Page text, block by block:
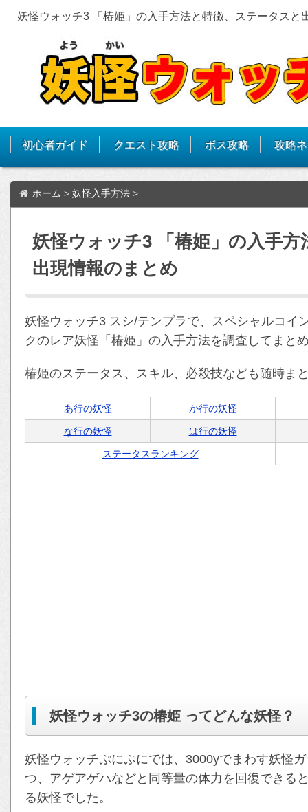
妖怪ウォッチ3 「椿姫」の入手方法と特徴、ステータスと
初心者ガイド クエスト攻略 ボス攻略 攻略
ホーム > 妖怪入手方法 >
妖怪ウォッチ3 「椿姫」の入手
出現情報のまとめ
妖怪ウォッチ3 スシ/テンプラで、スペシャルコイ
クのレア妖怪「椿姫」の入手方法を調査してまと
椿姫のステータス、スキル、必殺技なども随時ま
あ行の妖怪 か行の妖怪
な行の妖怪 は行の妖怪
ステータスランキング
妖怪ウォッチ3の椿姫 ってどんな妖怪？
妖怪ウォッチぷにぷにでは、3000yでまわす妖怪
つ、アゲアゲハなどと同等量の体力を回復できる
る妖怪でした。